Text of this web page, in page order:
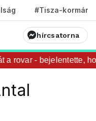
#Tisza-kormány
hírcsatorna
rovar - bejelentette,